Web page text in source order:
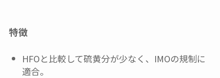
特徴
HFOと比較して硫黄分が少なく、IMOの規制に
適合。